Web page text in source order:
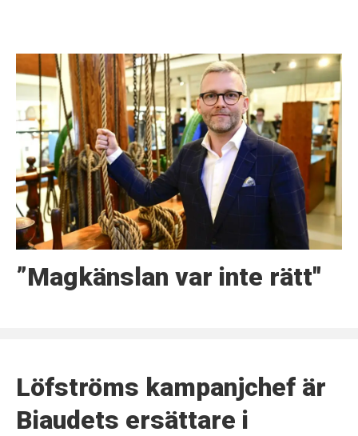
”Magkänslan var inte rätt"
Löfströms kampanjchef är
Biaudets ersättare i